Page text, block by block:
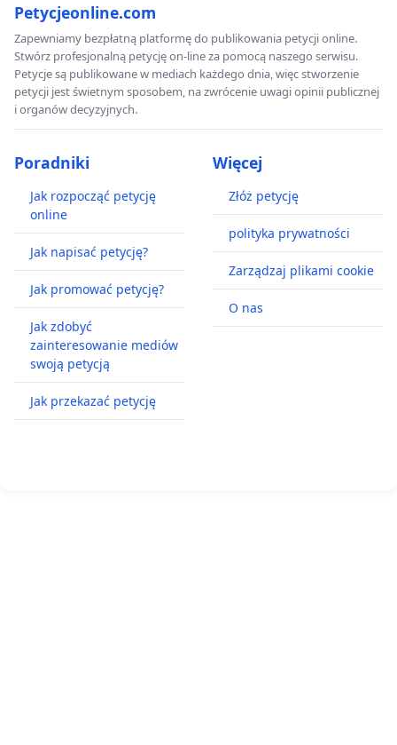
Petycjeonline.com
Zapewniamy bezpłatną platformę do publikowania petycji online.
Stwórz profesjonalną petycję on-line za pomocą naszego serwisu.
Petycje są publikowane w mediach każdego dnia, więc stworzenie
petycji jest świetnym sposobem, na zwrócenie uwagi opinii publicznej
i organów decyzyjnych.
Poradniki
Jak rozpocząć petycję
online
Jak napisać petycję?
Jak promować petycję?
Jak zdobyć
zainteresowanie mediów
swoją petycją
Jak przekazać petycję
Więcej
Złóż petycję
polityka prywatności
Zarządzaj plikami cookie
O nas